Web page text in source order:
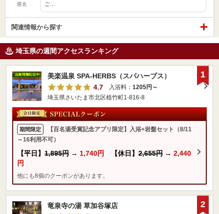
匿名
ご…
関連情報から探す
埼玉県の週間アクセスランキング
美楽温泉 SPA-HERBS（スパハーブス）
4.7
入浴料： 1205円～
埼玉県さいたま市北区植竹町1-816-8
期間限定
【百名湯受賞記念アプリ限定】入浴+岩盤セット（8/11
～16利用不可）
【平日】 1,895円 → 1,740円 【休日】 2,655円 → 2,440
円
他にも8個のクーポンがあります。
1
竜泉寺の湯 草加谷塚店
2